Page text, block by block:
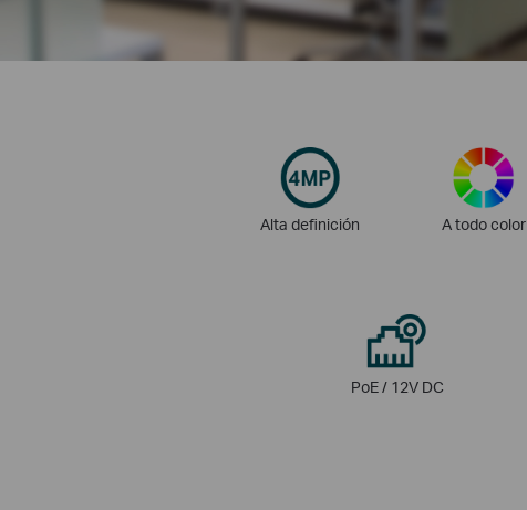
Alta definición A todo color
PoE / 12V DC